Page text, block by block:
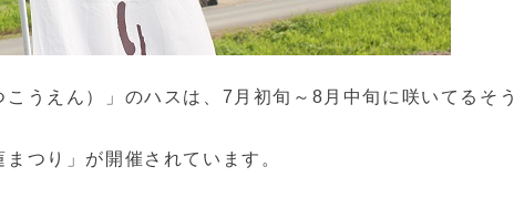
こうえん）」のハスは、7月初旬～8月中旬に咲いてるそう
つり」が開催されています。